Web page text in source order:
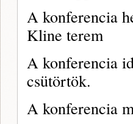
A konferencia
Kline terem
A konferencia
csütörtök.
A konferencia